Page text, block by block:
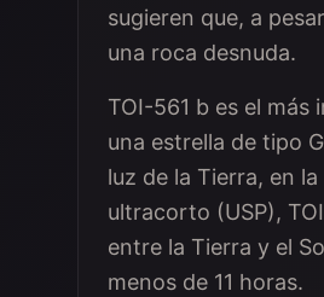
sugieren que, a
una roca desnuda.
TOI-561 b es el
una estrella de tipo
luz de la Tierra, en
ultracorto (USP),
entre la Tierra y el
menos de 11 horas.